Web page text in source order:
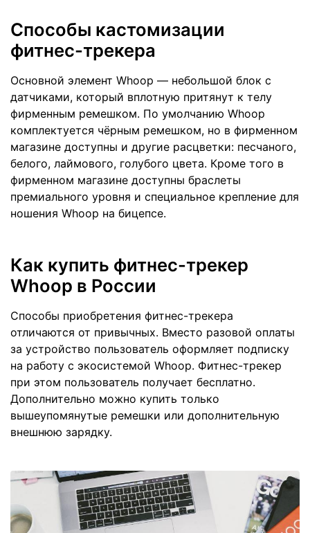
Способы кастомизации
фитнес-трекера
Основной элемент Whoop — небольшой блок с
датчиками, который вплотную притянут к телу
фирменным ремешком. По умолчанию Whoop
комплектуется чёрным ремешком, но в фирменном
магазине доступны и другие расцветки: песчаного,
белого, лаймового, голубого цвета. Кроме того в
фирменном магазине доступны браслеты
премиального уровня и специальное крепление для
ношения Whoop на бицепсе.
Как купить фитнес-трекер
Whoop в России
Способы приобретения фитнес-трекера
отличаются от привычных. Вместо разовой оплаты
за устройство пользователь оформляет подписку
на работу с экосистемой Whoop. Фитнес-трекер
при этом пользователь получает бесплатно.
Дополнительно можно купить только
вышеупомянутые ремешки или дополнительную
внешнюю зарядку.